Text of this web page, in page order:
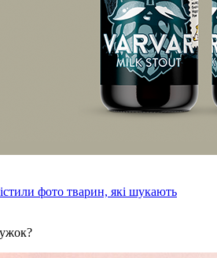
фото тварин, які шукають